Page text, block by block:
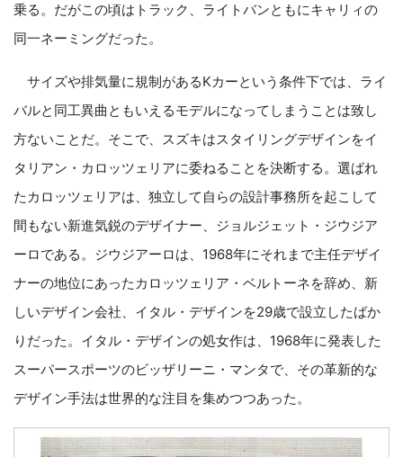
乗る。だがこの頃はトラック、ライトバンともにキャリィの
同一ネーミングだった。
サイズや排気量に規制があるKカーという条件下では、ライ
バルと同工異曲ともいえるモデルになってしまうことは致し
方ないことだ。そこで、スズキはスタイリングデザインをイ
タリアン・カロッツェリアに委ねることを決断する。選ばれ
たカロッツェリアは、独立して自らの設計事務所を起こして
間もない新進気鋭のデザイナー、ジョルジェット・ジウジア
ーロである。ジウジアーロは、1968年にそれまで主任デザイ
ナーの地位にあったカロッツェリア・ベルトーネを辞め、新
しいデザイン会社、イタル・デザインを29歳で設立したばか
りだった。イタル・デザインの処女作は、1968年に発表した
スーパースポーツのビッザリーニ・マンタで、その革新的な
デザイン手法は世界的な注目を集めつつあった。